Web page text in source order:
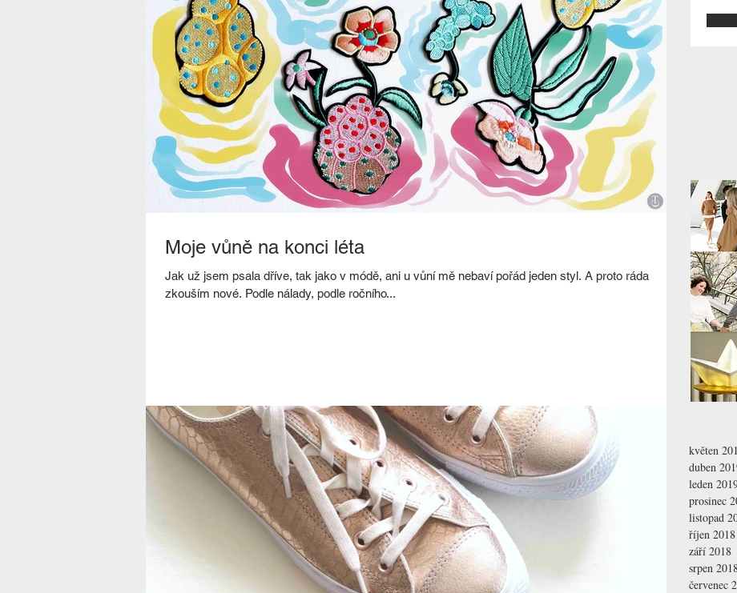
Moje vůně na konci léta
Jak už jsem psala dříve, tak jako v módě, ani u vůní mě nebaví pořád jeden styl. A proto ráda
zkouším nové. Podle nálady, podle ročního...
květen
duben
leden
prosinec
listopad
říjen 2018
září 2018
srpen
červenec